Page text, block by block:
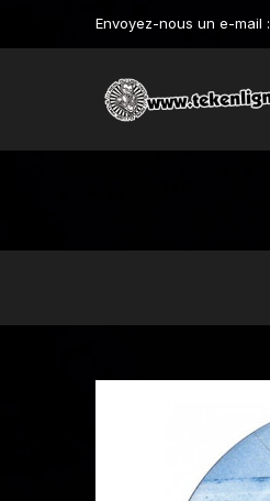
Envoyez-nous un e-mail :